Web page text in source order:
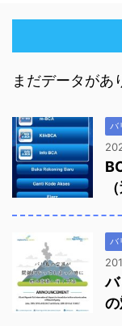
まだデータがあ
バ
バ
の